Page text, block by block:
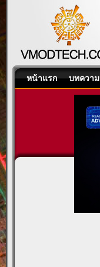
หน้าแรก บทความ